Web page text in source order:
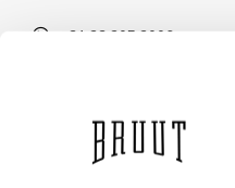
+31 23 205 2006
ÖFFNUNGSZEITEN ANZEIGEN